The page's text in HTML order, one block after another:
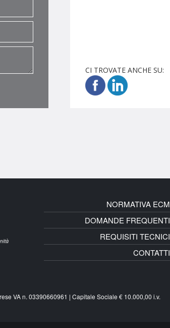
CI TROVATE ANCHE SU:
NORMATIVA ECM
DOMANDE FREQUENTI
REQUISITI TECNICI
CONTATTI
VA n. 03390660961 | Capitale Sociale € 10.000,00 i.v.